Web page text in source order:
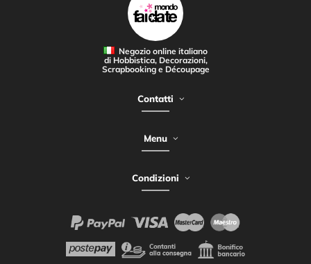
Negozio online italiano
di Hobbistica, Decorazioni,
Scrapbooking e Découpage
Contatti
Menu
Condizioni